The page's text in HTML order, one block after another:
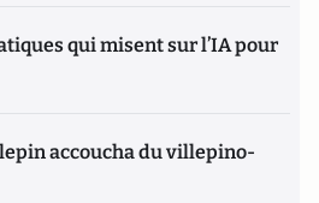
qui misent sur l’IA pour
accoucha du villepino-